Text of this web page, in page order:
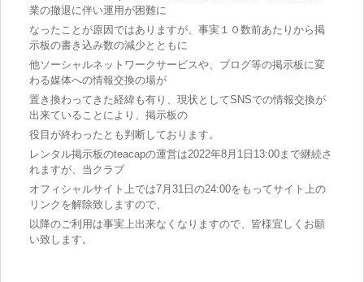
業の撤退に伴い運用が困難に
なったことが原因ではありますが、事実１０数前あたりから掲
示板の書き込み数の減少とともに
他ソーシャルネットワークサービスや、ブログ等の掲示板に変
わる媒体への情報交換の場が
置き換わってきた経緯も有り、現状としてSNSでの情報交換が
出来ていることにより、掲示板の
役目が終わったとも判断しております。
レンタル掲示板のteacapの運営は2022年8月1日13:00まで継続さ
れますが、当クラブ
オフィシャルサイト上では7月31日の24:00をもってサイト上の
リンクを解除致しますので、
以降のご利用は事実上出来なくなりますので、皆様宜しくお願
い致します。